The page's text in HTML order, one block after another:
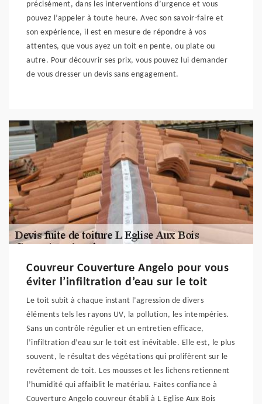
précisément, dans les interventions d’urgence et vous
pouvez l’appeler à toute heure. Avec son savoir-faire et
son expérience, il est en mesure de répondre à vos
attentes, que vous ayez un toit en pente, ou plate ou
autre. Pour découvrir ses prix, vous pouvez lui demander
de vous dresser un devis sans engagement.
Couvreur Couverture Angelo pour vous
éviter l’infiltration d’eau sur le toit
Le toit subit à chaque instant l’agression de divers
éléments tels les rayons UV, la pollution, les intempéries.
Sans un contrôle régulier et un entretien efficace,
l’infiltration d’eau sur le toit est inévitable. Elle est, le plus
souvent, le résultat des végétations qui prolifèrent sur le
revêtement de toit. Les mousses et les lichens retiennent
l’humidité qui affaiblit le matériau. Faites confiance à
Couverture Angelo couvreur établi à L Eglise Aux Bois